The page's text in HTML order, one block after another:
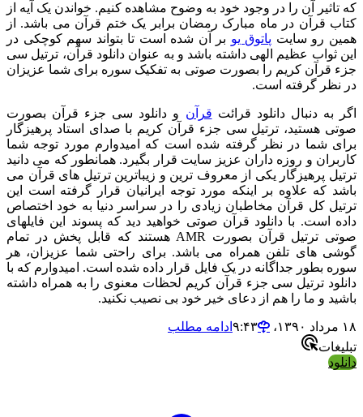
تاثیر آن را در وجود خود به وضوح مشاهده کنیم. خواندن یک آیه از
قرآن در ماه مبارک رمضان برابر یک ختم قرآن می باشد. از
رو سایتپاتوق یوبر آن شده است تا بتواند سهم کوچکی در
ثواب عظیم الهی داشته باشد و به عنوان دانلود قرآن، ترتیل سی
قرآن کریم را بصورت صوتی به تفکیک سوره برای شما عزیزان
نظر گرفته است.
به دنبال دانلود قرائتقرآنو دانلود سی جزء قرآن بصورت
هستید، ترتیل سی جزء قرآن کریم با صدای استاد پرهیزگار
شما در نظر گرفته شده است که امیدوارم مورد توجه شما
و روزه داران عزیز سایت قرار بگیرد. همانطور که می دانید
پرهیزگار یکی از معروف ترین و زیباترین ترتیل های قرآن می
که علاوه بر اینکه مورد توجه ایرانیان قرار گرفته است این
کل قرآن مخاطبان زیادی را در سراسر دنیا به خود اختصاص
است. با دانلود قرآن صوتی خواهید دید که پسوند این فایلهای
صوتی ترتیل قرآن بصورت AMR هستند که قابل پخش در تمام
های تلفن همراه می باشد. برای راحتی شما عزیزان، هر
بطور جداگانه در یک فایل قرار داده شده است. امیدوارم که با
ترتیل سی جزء قرآن کریم لحظات معنوی را به همراه داشته
و ما را هم از دعای خیر خود بی نصیب نکنید.
۱۳۹۰،‏ ۹:۴۳
ادامه مطلب